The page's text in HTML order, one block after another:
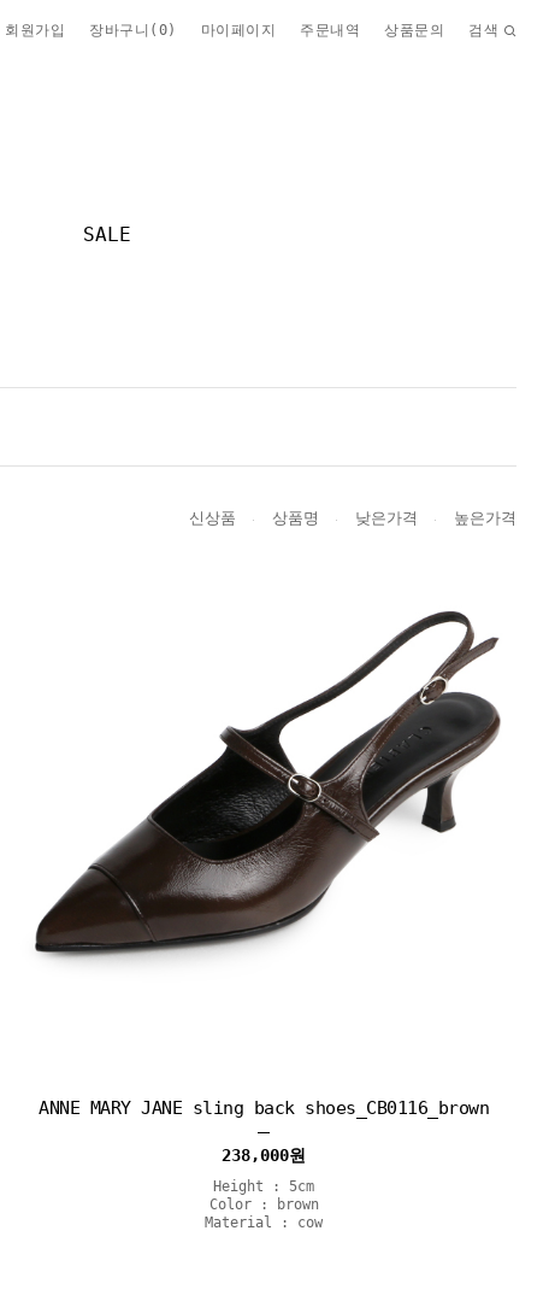
회원가입 장바구니( 0) 마이페이지 주문내역 상품문의 검색
SALE
신상품 상품명 낮은가격 높은가격
ANNE MARY JANE sling back shoes_CB0116_brown
238,000원
Height : 5cm
Color : brown
Material : cow